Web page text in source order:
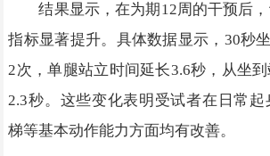
结果显示，在为期12周的干预后
指标显著提升。具体数据显示，30秒
2次，单腿站立时间延长3.6秒，从坐
2.3秒。这些变化表明受试者在日常
梯等基本动作能力方面均有改善。